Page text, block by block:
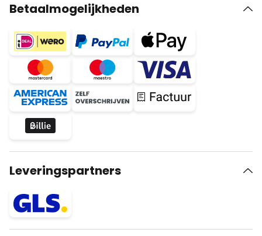
Betaalmogelijkheden
Leveringspartners